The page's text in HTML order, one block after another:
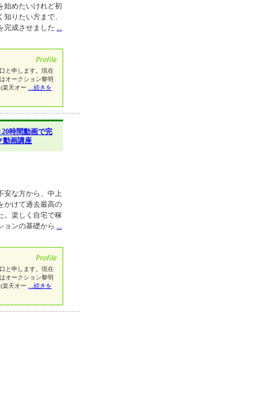
始めたいけれど初
りたい方まで、
完成させました ...
と申します。現在
オークション黎明
楽天オー
...続きを
時間動画で完
動画講座
安な方から、中上
かけて過去最高の
。楽しく自宅で稼
ョンの基礎から ...
と申します。現在
オークション黎明
楽天オー
...続きを